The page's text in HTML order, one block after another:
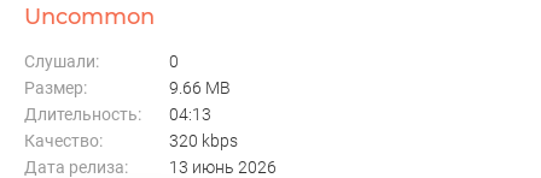
Uncommon
Слушали:
0
Размер:
9.66 MB
Длительность:
04:13
Качество:
320 kbps
Дата релиза:
13 июнь 2026